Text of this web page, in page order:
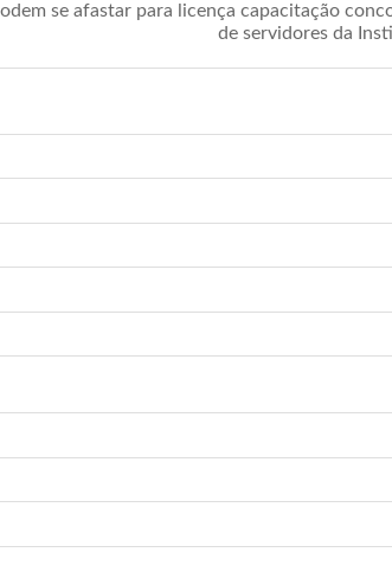
se afastar para licença capacitação
de servidores da